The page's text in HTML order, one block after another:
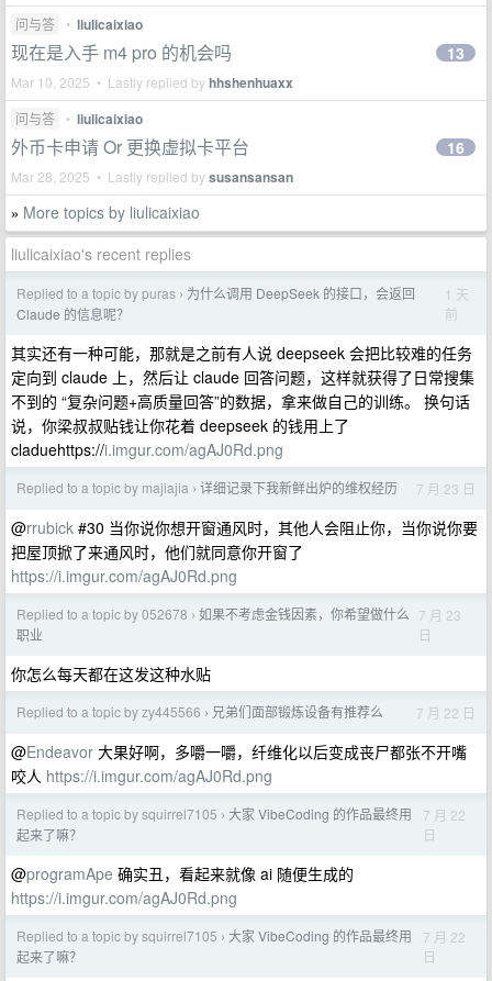
问与答 • liulicaixiao
现在是入手 m4 pro 的机会吗
Mar 10, 2025 • Lastly replied byhhshenhuaxx
13
问与答 • liulicaixiao
外币卡申请 Or 更换虚拟卡平台
Mar 28, 2025 • Lastly replied bysusansansan
16
» More topics by liulicaixiao
liulicaixiao's recent replies
Replied to a topic by puras › 为什么调用 DeepSeek 的接口，会返回
Claude 的信息呢？
1 天
前
其实还有一种可能，那就是之前有人说 deepseek 会把比较难的任务
定向到 claude 上，然后让 claude 回答问题，这样就获得了日常搜集
不到的 “复杂问题+高质量回答”的数据，拿来做自己的训练。 换句话
说，你梁叔叔贴钱让你花着 deepseek 的钱用上了
claduehttps://i.imgur.com/agAJ0Rd.png
Replied to a topic by majiajia › 详细记录下我新鲜出炉的维权经历 7 月 23 日
@rrubick #30 当你说你想开窗通风时，其他人会阻止你，当你说你要
把屋顶掀了来通风时，他们就同意你开窗了
https://i.imgur.com/agAJ0Rd.png
Replied to a topic by 052678 › 如果不考虑金钱因素，你希望做什么
职业
7 月 23
日
你怎么每天都在这发这种水贴
Replied to a topic by zy445566 › 兄弟们面部锻炼设备有推荐么 7 月 22 日
@Endeavor 大果好啊，多嚼一嚼，纤维化以后变成丧尸都张不开嘴
咬人 https://i.imgur.com/agAJ0Rd.png
Replied to a topic by squirrel7105 › 大家 VibeCoding 的作品最终用
起来了嘛？
7 月 22
日
@programApe 确实丑，看起来就像 ai 随便生成的
https://i.imgur.com/agAJ0Rd.png
Replied to a topic by squirrel7105 › 大家 VibeCoding 的作品最终用
起来了嘛？
7 月 22
日